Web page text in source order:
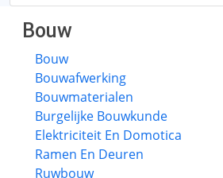
Bouw
Bouw
Bouwafwerking
Bouwmaterialen
Burgelijke Bouwkunde
Elektriciteit En Domotica
Ramen En Deuren
Ruwbouw